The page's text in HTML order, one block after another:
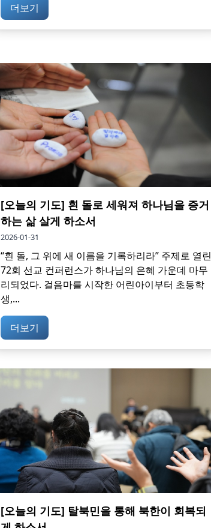
더보기
[오늘의 기도] 흰 돌로 세워져 하나님을 증거
하는 삶 살게 하소서
2026-01-31
“흰 돌, 그 위에 새 이름을 기록하리라” 주제로 열린
72회 선교 컨퍼런스가 하나님의 은혜 가운데 마무
리되었다. 걸음마를 시작한 어린아이부터 초등학
생,...
더보기
[오늘의 기도] 탈북민을 통해 북한이 회복되